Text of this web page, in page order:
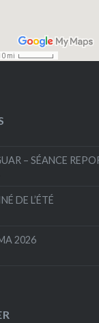
– SÉANCE
DE L’ÉTÉ
2026